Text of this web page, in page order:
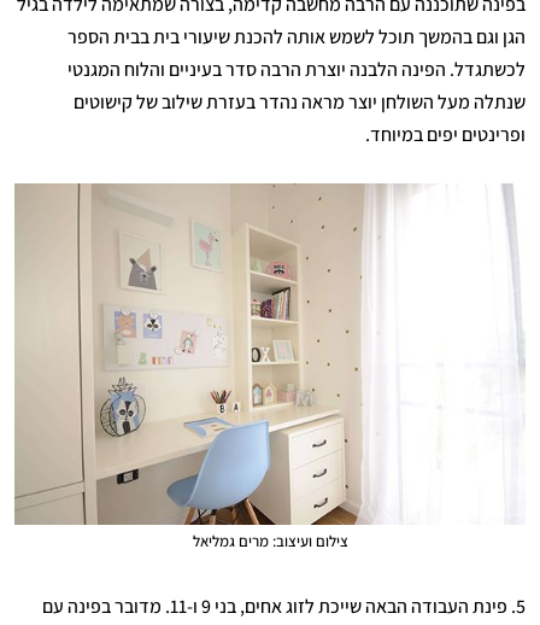
הגן וגם בהמשך תוכל לשמש אותה להכנת שיעורי בית בבית הספר
לכשתגדל. הפינה הלבנה יוצרת הרבה סדר בעיניים והלוח המגנטי
שנתלה מעל השולחן יוצר מראה נהדר בעזרת שילוב של קישוטים
ופרינטים יפים במיוחד.
צילום ועיצוב: מרים גמליאל
5. פינת העבודה הבאה שייכת לזוג אחים, בני 9 ו-11. מדובר בפינה עם